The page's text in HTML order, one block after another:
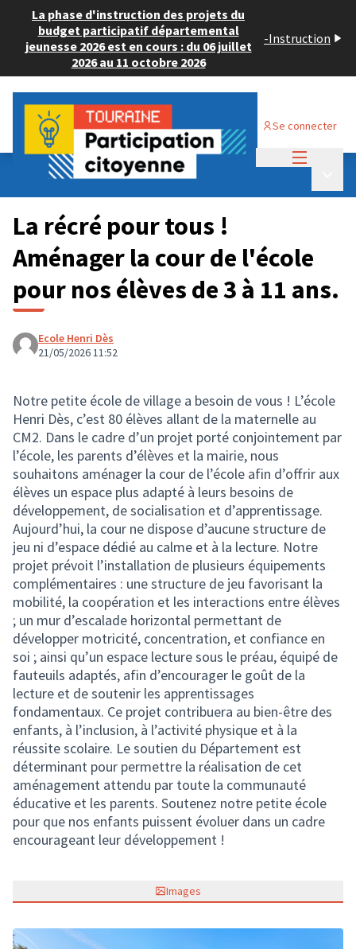
La phase d'instruction des projets du
budget participatif départemental
jeunesse 2026 est en cours : du 06 juillet
2026 au 11 octobre 2026
-Instruction
Se connecter
Budget Participatif JEUNESSE 2026
💡 Consulter les projets déposés
La récré pour tous !
Aménager la cour de l'école
pour nos élèves de 3 à 11 ans.
Ecole Henri Dès
21/05/2026 11:52
Notre petite école de village a besoin de vous ! L’école
Henri Dès, c’est 80 élèves allant de la maternelle au
CM2. Dans le cadre d’un projet porté conjointement par
l’école, les parents d’élèves et la mairie, nous
souhaitons aménager la cour de l’école afin d’offrir aux
élèves un espace plus adapté à leurs besoins de
développement, de socialisation et d’apprentissage.
Aujourd’hui, la cour ne dispose d’aucune structure de
jeu ni d’espace dédié au calme et à la lecture. Notre
projet prévoit l’installation de plusieurs équipements
complémentaires : une structure de jeu favorisant la
mobilité, la coopération et les interactions entre élèves
; un mur d’escalade horizontal permettant de
développer motricité, concentration, et confiance en
soi ; ainsi qu’un espace lecture sous le préau, équipé de
fauteuils adaptés, afin d’encourager le goût de la
lecture et de soutenir les apprentissages
fondamentaux. Ce projet contribuera au bien-être des
enfants, à l’inclusion, à l’activité physique et à la
réussite scolaire. Le soutien du Département est
déterminant pour permettre la réalisation de cet
aménagement attendu par toute la communauté
éducative et les parents. Soutenez notre petite école
pour que nos enfants puissent évoluer dans un cadre
encourageant leur développement !
Images